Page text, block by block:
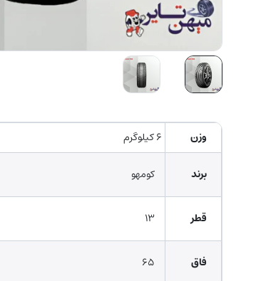
وزن ۶ کیلوگرم
برند کومهو
قطر ۱۳
فاق ۶۵